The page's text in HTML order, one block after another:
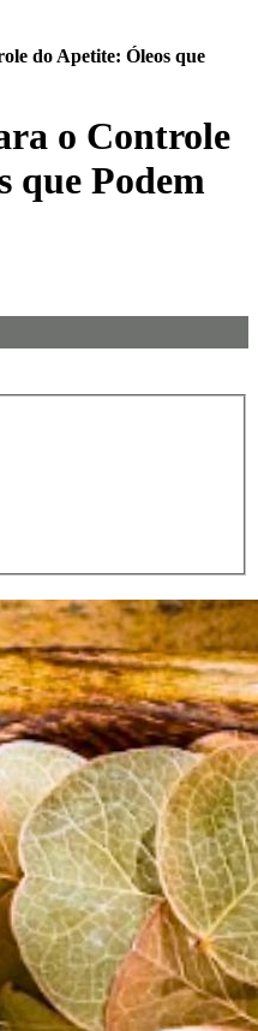
do Apetite: Óleos que
o Controle
que Podem